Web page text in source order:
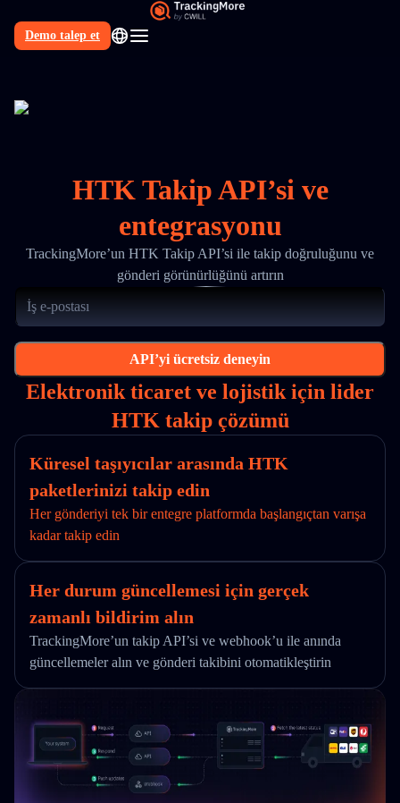
Demo talep et
HTK Takip API’si ve
entegrasyonu
TrackingMore’un HTK Takip API’si ile takip doğruluğunu ve
gönderi görünürlüğünü artırın
API’yi ücretsiz deneyin
Elektronik ticaret ve lojistik için lider
HTK takip çözümü
Küresel taşıyıcılar arasında HTK
paketlerinizi takip edin
Her gönderiyi tek bir entegre platformda başlangıçtan varışa
kadar takip edin
Her durum güncellemesi için gerçek
zamanlı bildirim alın
TrackingMore’un takip API’si ve webhook’u ile anında
güncellemeler alın ve gönderi takibini otomatikleştirin